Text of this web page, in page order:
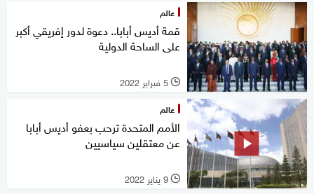
عالم
قمة أديس أبابا.. دعوة لدور إفريقي أكبر
على الساحة الدولية
l 5 فبراير 2022
عالم
الأمم المتحدة ترحب بعفو أديس أبابا
عن معتقلين سياسيين
l 9 يناير 2022